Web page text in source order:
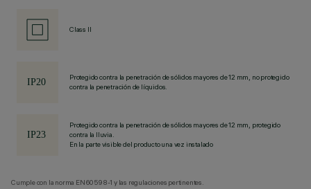
Class II
Protegido contra la penetración de sólidos mayores de 12 mm, no protegido
contra la penetración de líquidos.
Protegido contra la penetración de sólidos mayores de 12 mm, protegido
contra la lluvia.
En la parte visible del producto una vez instalado
Cumple con la norma EN60598-1 y las regulaciones pertinentes.